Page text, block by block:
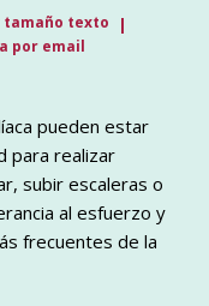
tamaño texto
por email
pueden estar
para realizar
subir escaleras o
al esfuerzo y
frecuentes de la